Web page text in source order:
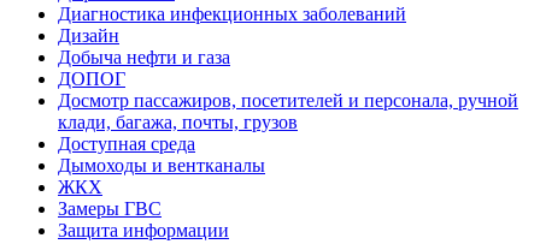
Диагностика инфекционных заболеваний
Дизайн
Добыча нефти и газа
ДОПОГ
Досмотр пассажиров, посетителей и персонала, ручной
клади, багажа, почты, грузов
Доступная среда
Дымоходы и вентканалы
ЖКХ
Замеры ГВС
Защита информации